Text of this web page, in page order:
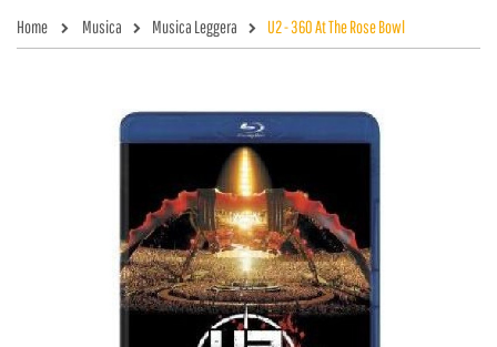
Home Musica Musica Leggera U2 - 360 At The Rose Bowl